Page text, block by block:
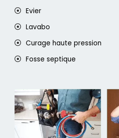
Evier
Lavabo
Curage haute pression
Fosse septique